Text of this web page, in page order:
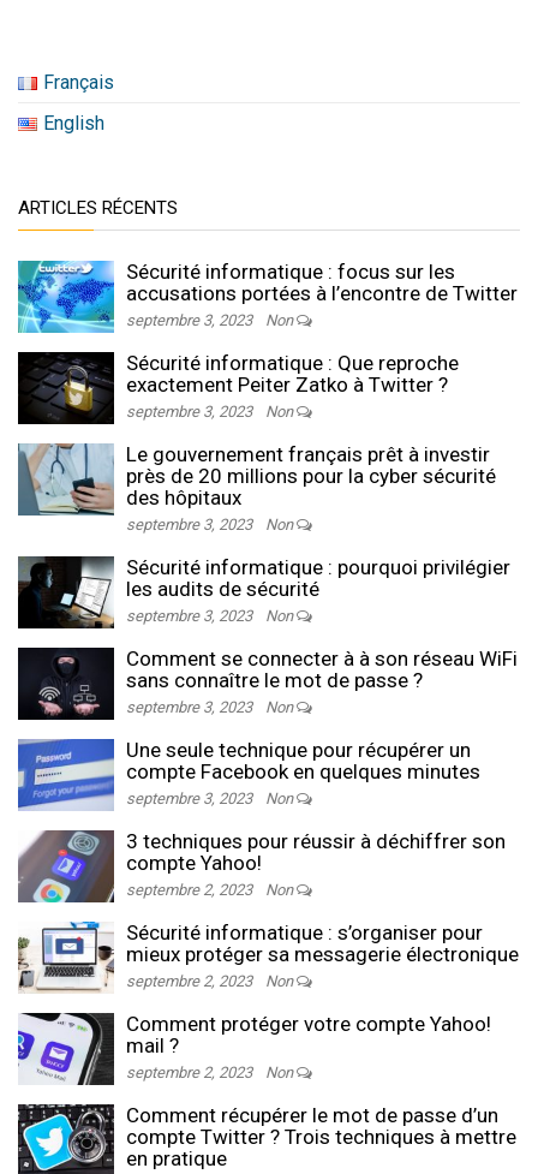
Français
English
ARTICLES RÉCENTS
Sécurité informatique : focus sur les
accusations portées à l’encontre de Twitter
septembre 3, 2023 Non
Sécurité informatique : Que reproche
exactement Peiter Zatko à Twitter ?
septembre 3, 2023 Non
Le gouvernement français prêt à investir
près de 20 millions pour la cyber sécurité
des hôpitaux
septembre 3, 2023 Non
Sécurité informatique : pourquoi privilégier
les audits de sécurité
septembre 3, 2023 Non
Comment se connecter à à son réseau WiFi
sans connaître le mot de passe ?
septembre 3, 2023 Non
Une seule technique pour récupérer un
compte Facebook en quelques minutes
septembre 3, 2023 Non
3 techniques pour réussir à déchiffrer son
compte Yahoo!
septembre 2, 2023 Non
Sécurité informatique : s’organiser pour
mieux protéger sa messagerie électronique
septembre 2, 2023 Non
Comment protéger votre compte Yahoo!
mail ?
septembre 2, 2023 Non
Comment récupérer le mot de passe d’un
compte Twitter ? Trois techniques à mettre
en pratique